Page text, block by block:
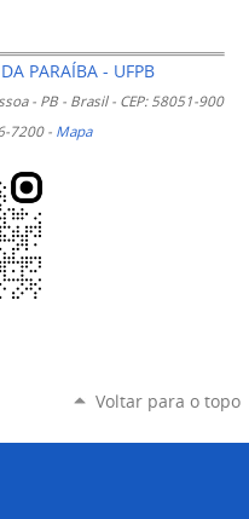
PARAÍBA - UFPB
- PB - Brasil - CEP: 58051-900
7200 - Mapa
Voltar para o topo